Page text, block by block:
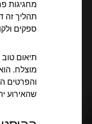
מחגיגות
תהליך זה
ספקים
תיאום
מוצלח.
והפרטים
שהאירוע